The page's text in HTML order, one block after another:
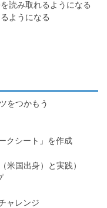
読み取れるようになる
ようになる
をつかもう
クシート」を作成
米国出身）と実践）
ャレンジ